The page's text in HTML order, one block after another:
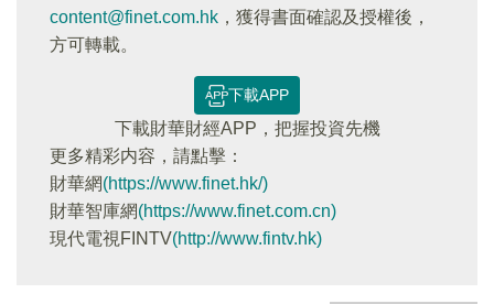
content@finet.com.hk ，獲得書面確認及授權後，
方可轉載。
下載APP
下載財華財經APP，把握投資先機
更多精彩内容，請點擊：
財華網(https://www.finet.hk/)
財華智庫網(https://www.finet.com.cn)
現代電視FINTV(http://www.fintv.hk)